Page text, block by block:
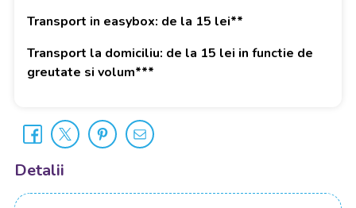
Transport in easybox: de la 15 lei**
Transport la domiciliu: de la 15 lei in functie de
greutate si volum***
Detalii